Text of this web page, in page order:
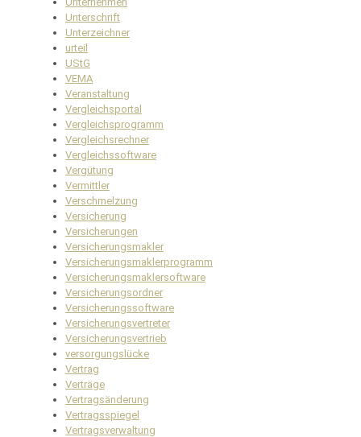
Unterschrift
Unterzeichner
urteil
UStG
VEMA
Veranstaltung
Vergleichsportal
Vergleichsprogramm
Vergleichsrechner
Vergleichssoftware
Vergütung
Vermittler
Verschmelzung
Versicherung
Versicherungen
Versicherungsmakler
Versicherungsmaklerprogramm
Versicherungsmaklersoftware
Versicherungsordner
Versicherungssoftware
Versicherungsvertreter
Versicherungsvertrieb
versorgungslücke
Vertrag
Verträge
Vertragsänderung
Vertragsspiegel
Vertragsverwaltung